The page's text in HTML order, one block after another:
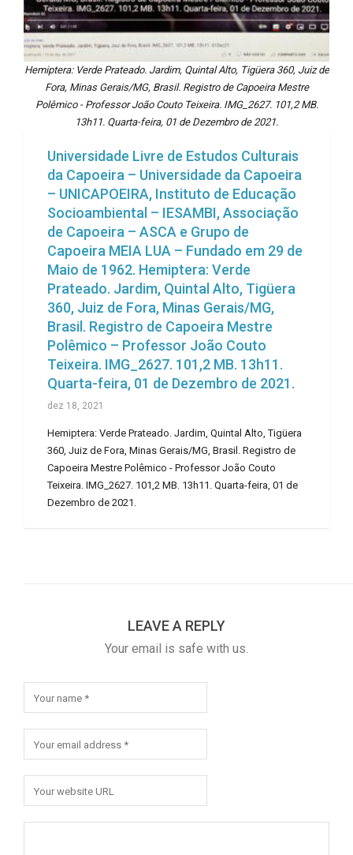
Hemiptera: Verde Prateado. Jardim, Quintal Alto, Tigüera 360, Juiz de
Fora, Minas Gerais/MG, Brasil. Registro de Capoeira Mestre
Polêmico - Professor João Couto Teixeira. IMG_2627. 101,2 MB.
13h11. Quarta-feira, 01 de Dezembro de 2021.
Universidade Livre de Estudos Culturais
da Capoeira – Universidade da Capoeira
– UNICAPOEIRA, Instituto de Educação
Socioambiental – IESAMBI, Associação
de Capoeira – ASCA e Grupo de
Capoeira MEIA LUA – Fundado em 29 de
Maio de 1962. Hemiptera: Verde
Prateado. Jardim, Quintal Alto, Tigüera
360, Juiz de Fora, Minas Gerais/MG,
Brasil. Registro de Capoeira Mestre
Polêmico – Professor João Couto
Teixeira. IMG_2627. 101,2 MB. 13h11.
Quarta-feira, 01 de Dezembro de 2021.
dez 18, 2021
Hemiptera: Verde Prateado. Jardim, Quintal Alto, Tigüera
360, Juiz de Fora, Minas Gerais/MG, Brasil. Registro de
Capoeira Mestre Polêmico - Professor João Couto
Teixeira. IMG_2627. 101,2 MB. 13h11. Quarta-feira, 01 de
Dezembro de 2021.
LEAVE A REPLY
Your email is safe with us.